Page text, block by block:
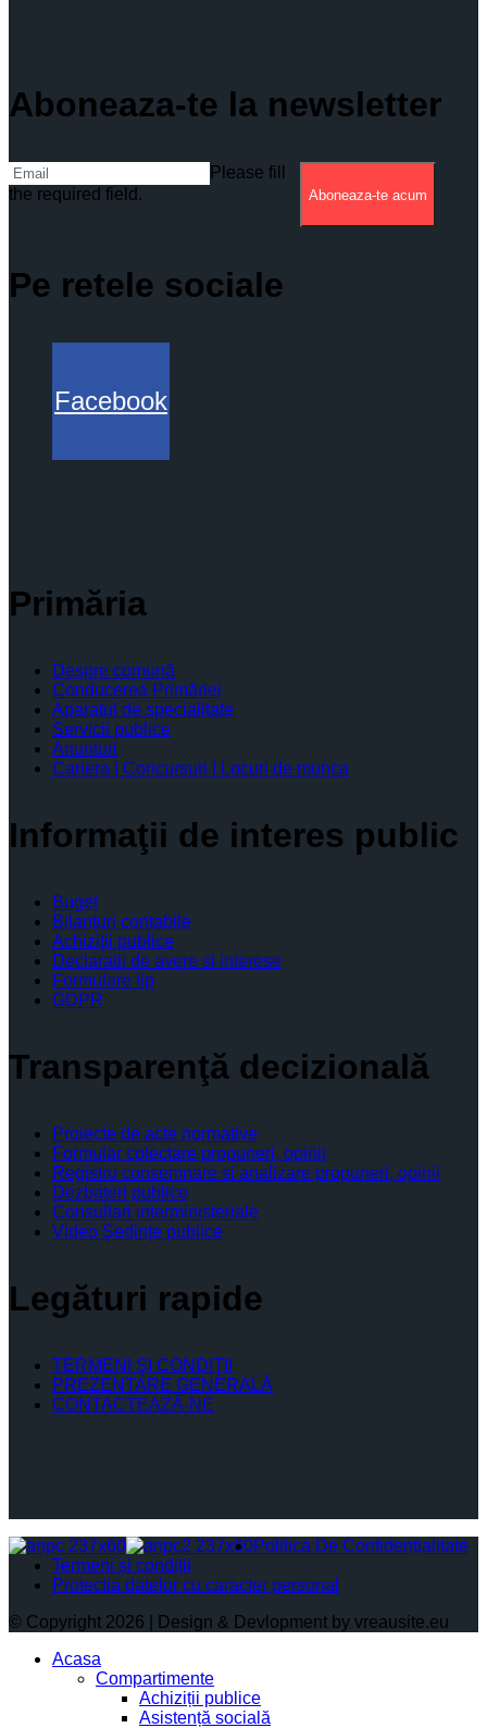
Aboneaza-te la newsletter
Please fill
the required field.
Aboneaza-te acum
Pe retele sociale
Facebook
Primăria
Despre comună
Conducerea Primăriei
Aparatul de specialitate
Servicii publice
Anunturi
Cariera | Concursuri | Locuri de munca
Informaţii de interes public
Buget
Bilanţuri contabile
Achiziţii publice
Declaratii de avere si interese
Formulare tip
GDPR
Transparenţă decizională
Proiecte de acte normative
Formular colectare propuneri, opinii
Registru consemnare si analizare propuneri, opinii
Dezbateri publice
Consultari interministeriale
Video Şedinţe publice
Legături rapide
TERMENI ŞI CONDIŢII
PREZENTARE GENERALĂ
CONTACTEAZĂ-NE
Politica De Confidențialitate
Termeni și condiții
Protectia datelor cu caracter personal
© Copyright 2026 | Design & Devlopment by vreausite.eu
Acasa
Compartimente
Achiziții publice
Asistență socială